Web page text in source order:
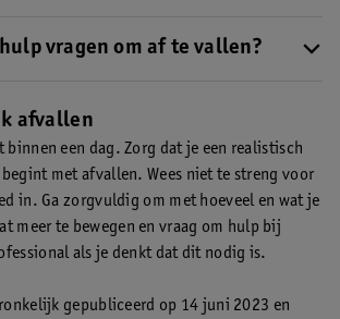
basisvoedingsmiddelen, zoals groente
die goed bij je past. Ga je voor
vragen om af te vallen?
een professional in te schakelen. Dit kan in
je huisarts zijn, die je doorverwijst naar een
in je eigen omgeving om hulp vragen. Zoek
of meld je aan bij een
afvallen
binnen een dag. Zorg dat je een realistisch
met afvallen. Wees niet te streng voor
in. Ga zorgvuldig om met hoeveel en wat je
meer te bewegen en vraag om hulp bij
als je denkt dat dit nodig is.
gepubliceerd op 14 juni 2023 en